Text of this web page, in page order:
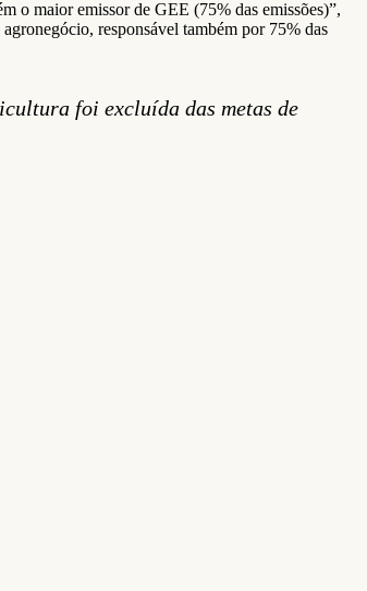
o maior emissor de GEE (75% das emissões)”,
responsável também por 75% das
foi excluída das metas de